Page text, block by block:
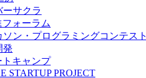
ーサクラ
ォーラム
ソン・プログラミングコンテスト
発
キャンプ
STARTUP PROJECT